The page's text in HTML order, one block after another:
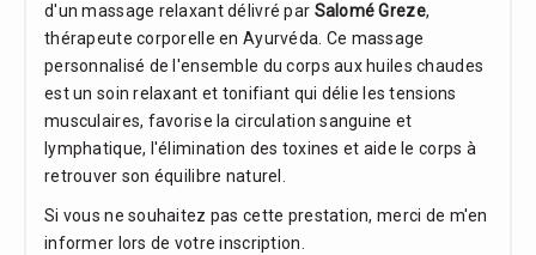
d'un massage relaxant délivré par Salomé Greze,
thérapeute corporelle en Ayurvéda. Ce massage
personnalisé de l'ensemble du corps aux huiles chaudes
est un soin relaxant et tonifiant qui délie les tensions
musculaires, favorise la circulation sanguine et
lymphatique, l'élimination des toxines et aide le corps à
retrouver son équilibre naturel.
Si vous ne souhaitez pas cette prestation, merci de m'en
informer lors de votre inscription.